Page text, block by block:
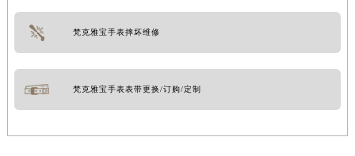
梵克雅宝手表摔坏维修
梵克雅宝手表表带更换/订购/定制